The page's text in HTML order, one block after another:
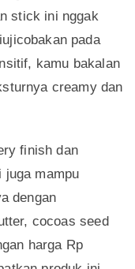
stick ini nggak
pada
kamu bakalan
creamy dan
finish dan
juga mampu
dengan
cocoas seed
harga Rp